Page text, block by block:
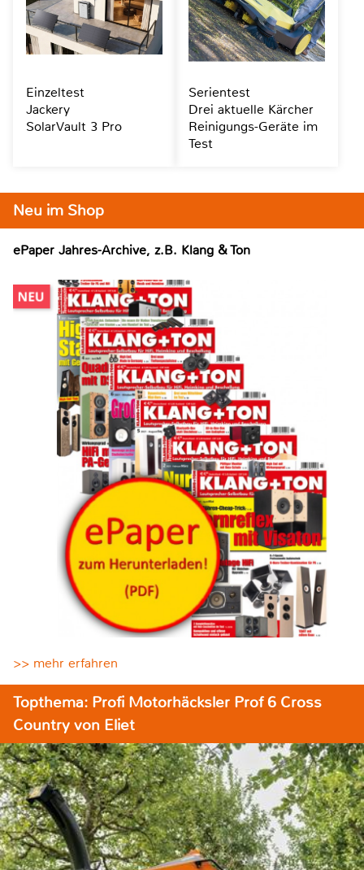
Neu im Shop
ePaper Jahres-Archive, z.B. Klang & Ton
>> mehr erfahren
Topthema: Profi Motorhäcksler Prof 6 Cross
Country von Eliet
Einzeltest
Jackery
SolarVault 3 Pro
Serientest
Drei aktuelle Kärcher
Reinigungs-Geräte im
Test